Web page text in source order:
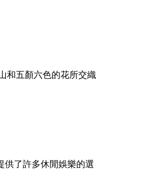
和五顏六色的花所交織
供了許多休閒娛樂的選